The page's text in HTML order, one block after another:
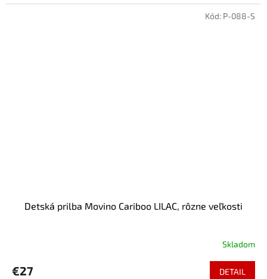
Detská prilba Movino Cariboo LILAC, rôzne veľkosti
Skladom
€27 DETAIL
Kód: P-088-S